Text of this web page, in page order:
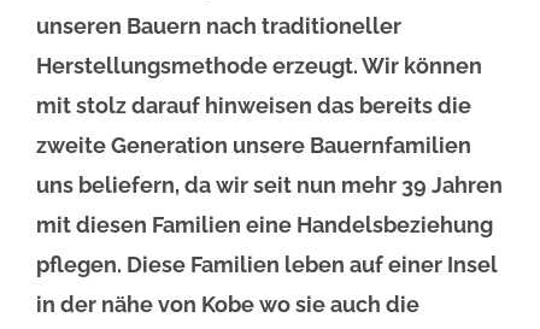
unseren Bauern nach traditioneller
Herstellungsmethode erzeugt. Wir können
mit stolz darauf hinweisen das bereits die
zweite Generation unsere Bauernfamilien
uns beliefern, da wir seit nun mehr 39 Jahren
mit diesen Familien eine Handelsbeziehung
pflegen. Diese Familien leben auf einer Insel
in der nähe von Kobe wo sie auch die